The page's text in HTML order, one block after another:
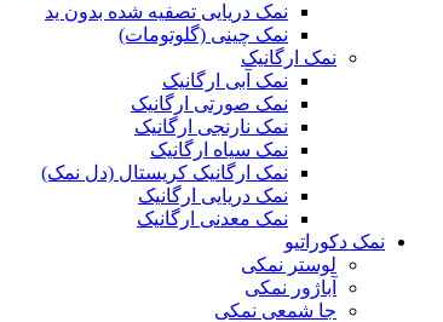
نمک دریایی تصفیه شده بدون ید
نمک چینی (گلوتومات)
نمک ارگانیک
نمک آبی ارگانیک
نمک صورتی ارگانیک
نمک نارنجی ارگانیک
نمک سیاه ارگانیک
نمک ارگانیک کریستال (دل نمک)
نمک دریایی ارگانیک
نمک معدنی ارگانیک
نمک دکوراتیو
لوستر نمکی
آباژور نمکی
جا شمعی نمکی